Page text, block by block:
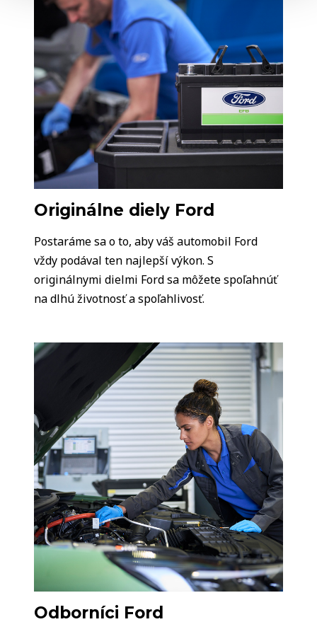
Originálne diely Ford
Postaráme sa o to, aby váš automobil Ford
vždy podával ten najlepší výkon. S
originálnymi dielmi Ford sa môžete spoľahnúť
na dlhú životnosť a spoľahlivosť.
Odborníci Ford